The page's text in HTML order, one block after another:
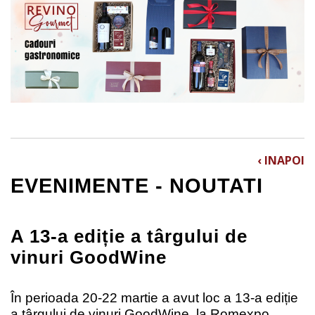
EVENIMENTE - NOUTATI
A 13-a ediție a târgului de
vinuri GoodWine
‹ INAPOI
În perioada 20-22 martie a avut loc a 13-a ediție